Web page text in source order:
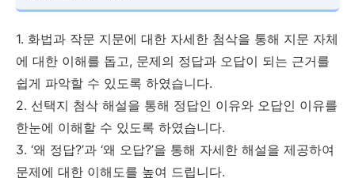
1. 화법과 작문 지문에 대한 자세한 첨삭을 통해 지문 자체
에 대한 이해를 돕고, 문제의 정답과 오답이 되는 근거를
쉽게 파악할 수 있도록 하였습니다.
2. 선택지 첨삭 해설을 통해 정답인 이유와 오답인 이유를
한눈에 이해할 수 있도록 하였습니다.
3. ‘왜 정답?’과 ‘왜 오답?’을 통해 자세한 해설을 제공하여
문제에 대한 이해도를 높여 드립니다.